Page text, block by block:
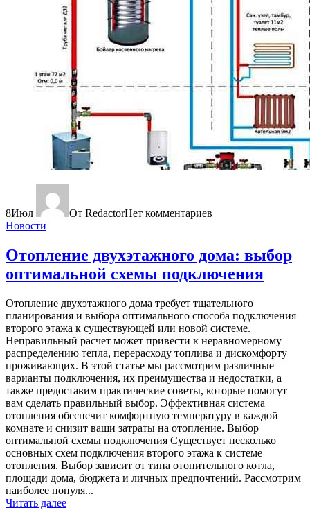
8Июл От RedactorНет комментариев
Новости
Отопление двухэтажного дома: выбор
оптимальной схемы подключения
Отопление двухэтажного дома требует тщательного
планирования и выбора оптимального способа подключения
второго этажа к существующей или новой системе.
Неправильный расчет может привести к неравномерному
распределению тепла, перерасходу топлива и дискомфорту
проживающих. В этой статье мы рассмотрим различные
варианты подключения, их преимущества и недостатки, а
также предоставим практические советы, которые помогут
вам сделать правильный выбор. Эффективная система
отопления обеспечит комфортную температуру в каждой
комнате и снизит ваши затраты на отопление. Выбор
оптимальной схемы подключения Существует несколько
основных схем подключения второго этажа к системе
отопления. Выбор зависит от типа отопительного котла,
площади дома, бюджета и личных предпочтений. Рассмотрим
наиболее популя...
Читать далее